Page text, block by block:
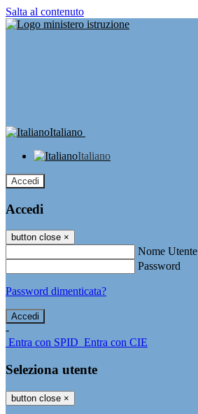
Salta al contenuto
Italiano
Italiano
Accedi
Accedi
button close ×
Nome Utente
Password
Password dimenticata?
-
Entra con SPID Entra con CIE
Seleziona utente
button close ×